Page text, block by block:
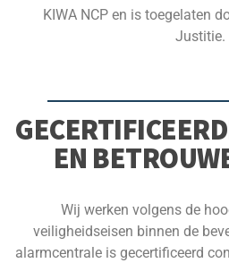
KIWA NCP en is toegelaten
Justitie.
EN
Wij werken volgens de
veiligheidseisen binnen de
alarmcentrale is gecertificeerd